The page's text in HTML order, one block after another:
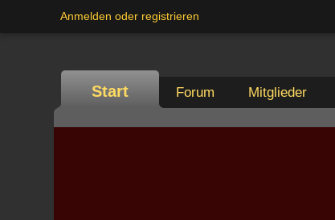
Anmelden oder registrieren
Start Forum Mitglieder